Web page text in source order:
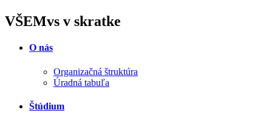
VŠEMvs v skratke
O nás
Organizačná štruktúra
Úradná tabuľa
Štúdium